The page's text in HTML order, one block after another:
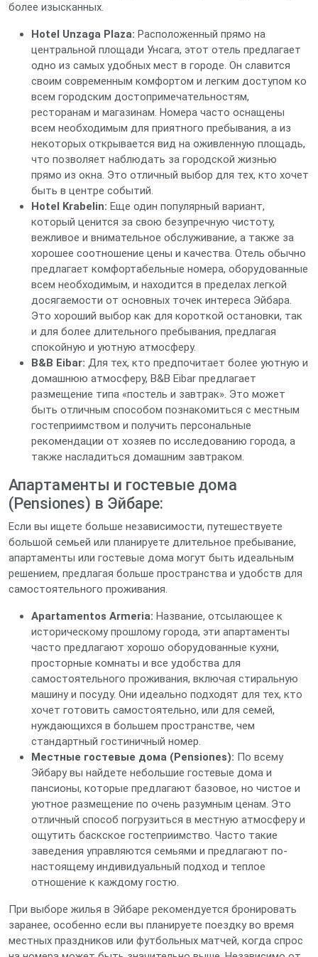
более изысканных.
Hotel Unzaga Plaza: Расположенный прямо на
центральной площади Унсага, этот отель предлагает
одно из самых удобных мест в городе. Он славится
своим современным комфортом и легким доступом ко
всем городским достопримечательностям,
ресторанам и магазинам. Номера часто оснащены
всем необходимым для приятного пребывания, а из
некоторых открывается вид на оживленную площадь,
что позволяет наблюдать за городской жизнью
прямо из окна. Это отличный выбор для тех, кто хочет
быть в центре событий.
Hotel Krabelin: Еще один популярный вариант,
который ценится за свою безупречную чистоту,
вежливое и внимательное обслуживание, а также за
хорошее соотношение цены и качества. Отель обычно
предлагает комфортабельные номера, оборудованные
всем необходимым, и находится в пределах легкой
досягаемости от основных точек интереса Эйбара.
Это хороший выбор как для короткой остановки, так
и для более длительного пребывания, предлагая
спокойную и уютную атмосферу.
B&B Eibar: Для тех, кто предпочитает более уютную и
домашнюю атмосферу, B&B Eibar предлагает
размещение типа «постель и завтрак». Это может
быть отличным способом познакомиться с местным
гостеприимством и получить персональные
рекомендации от хозяев по исследованию города, а
также насладиться домашним завтраком.
Апартаменты и гостевые дома
(Pensiones) в Эйбаре:
Если вы ищете больше независимости, путешествуете
большой семьей или планируете длительное пребывание,
апартаменты или гостевые дома могут быть идеальным
решением, предлагая больше пространства и удобств для
самостоятельного проживания.
Apartamentos Armeria: Название, отсылающее к
историческому прошлому города, эти апартаменты
часто предлагают хорошо оборудованные кухни,
просторные комнаты и все удобства для
самостоятельного проживания, включая стиральную
машину и посуду. Они идеально подходят для тех, кто
хочет готовить самостоятельно, или для семей,
нуждающихся в большем пространстве, чем
стандартный гостиничный номер.
Местные гостевые дома (Pensiones): По всему
Эйбару вы найдете небольшие гостевые дома и
пансионы, которые предлагают базовое, но чистое и
уютное размещение по очень разумным ценам. Это
отличный способ погрузиться в местную атмосферу и
ощутить баскское гостеприимство. Часто такие
заведения управляются семьями и предлагают по-
настоящему индивидуальный подход и теплое
отношение к каждому гостю.
При выборе жилья в Эйбаре рекомендуется бронировать
заранее, особенно если вы планируете поездку во время
местных праздников или футбольных матчей, когда спрос